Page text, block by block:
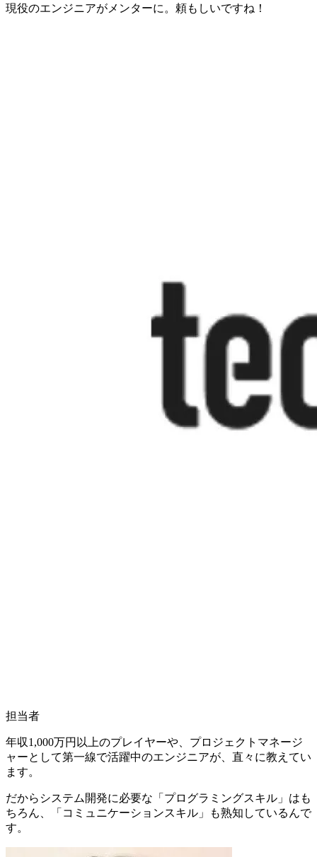
現役のエンジニアがメンターに。頼もしいですね！
担当者
年収1,000万円以上のプレイヤーや、プロジェクトマネージ
ャーとして第一線で活躍中のエンジニアが、直々に教えてい
ます。
だからシステム開発に必要な 「プログラミングスキル」 はも
ちろん、
「コミュニケーションスキル」
も熟知しているんで
す。